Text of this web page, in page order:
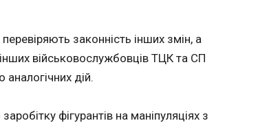
ЧИТАТЬ
вздовж кордонів з
законність інших змін, а
військовослужбовців ТЦК та СП
аналогічних дій.
фігурантів на маніпуляціях з